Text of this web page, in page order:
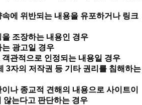
에 위반되는 내용을 유포하거나 링크
조장하는 내용인 경우
광고일 경우
관적으로 인정되는 내용일 경우
자의 저작권 등 기타 권리를 침해하는
나 종교적 견해의 내용으로 사이트이
않는다고 판단하는 경우